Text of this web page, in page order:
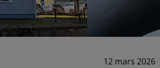
12 mars 2026